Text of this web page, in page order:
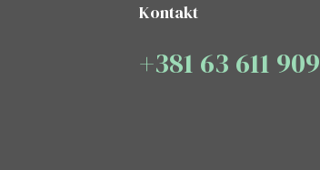
Kontakt
+381 63 611 909